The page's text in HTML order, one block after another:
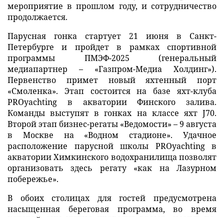
мероприятие в прошлом году, и сотрудничество
продолжается.
Парусная гонка стартует 21 июня в Санкт-
Петербурге и пройдет в рамках спортивной
программы ПМЭФ-2025 (генеральный
медиапартнер – «Газпром-Медиа Холдинг»).
Первенство примет новый яхтенный порт
«Смоленка». Этап состоится на базе яхт-клуба
PROyachting в акватории Финского залива.
Команды выступят в гонках на классе яхт J70.
Второй этап бизнес-регаты «Ведомости» – 9 августа
в Москве на «Водном стадионе». Удачное
расположение парусной школы PROyachting в
акватории Химкинского водохранилища позволят
организовать здесь регату «как на Лазурном
побережье».
В обоих столицах для гостей предусмотрена
насыщенная береговая программа, во время